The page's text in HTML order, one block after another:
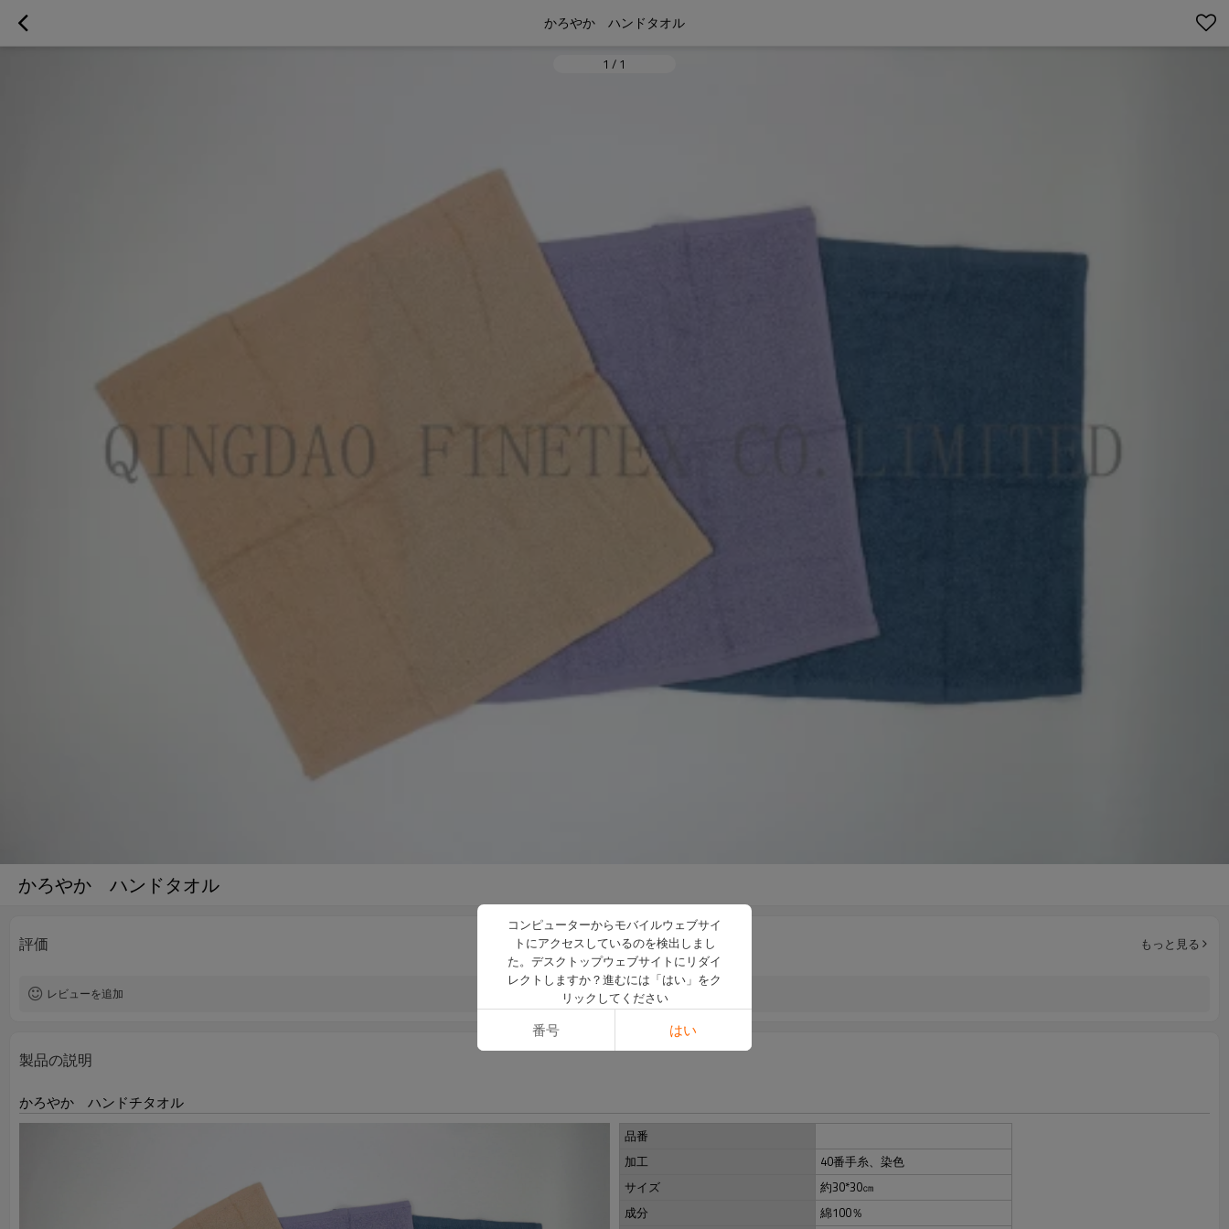
かろやか　ハンドタオル
1 / 1
かろやか ハンドタオル
評価 もっと見る
レビューを追加
製品の説明
かろやか ハンドチタオル
品番
加工
40番手糸、染色
サイズ
約30*30㎝
成分
綿100％
コンピューターからモバイルウェブサイ
トにアクセスしているのを検出しまし
た。デスクトップウェブサイトにリダイ
レクトしますか？進むには「はい」をク
リックしてください
番号 はい